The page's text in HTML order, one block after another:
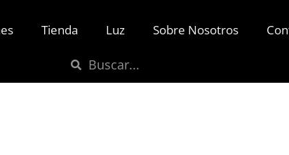
Tienda Luz Sobre Nosotros